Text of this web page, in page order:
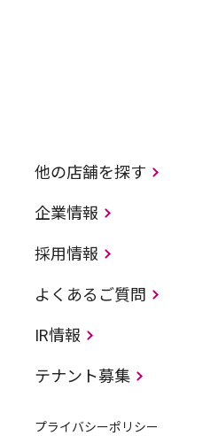
他の店舗を探す
企業情報
採用情報
よくあるご質問
IR情報
テナント募集
プライバシーポリシー